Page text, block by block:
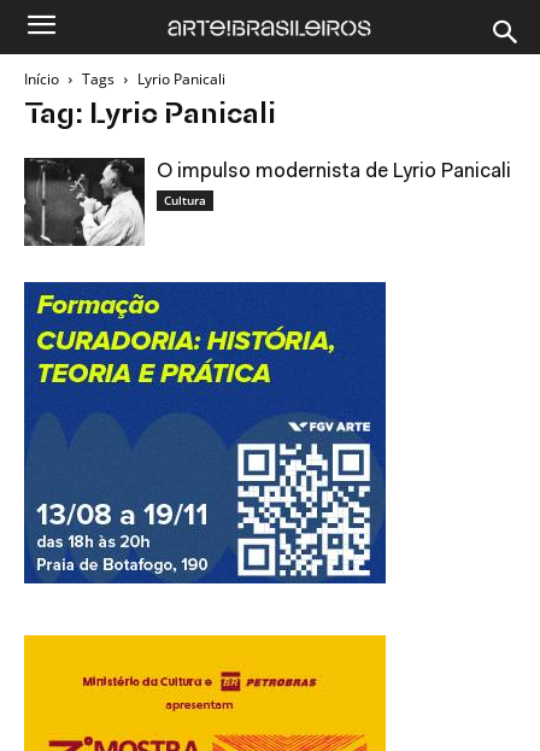
Início Tags Lyrio Panicali
Tag: Lyrio Panicali
O impulso modernista de Lyrio Panicali
Cultura